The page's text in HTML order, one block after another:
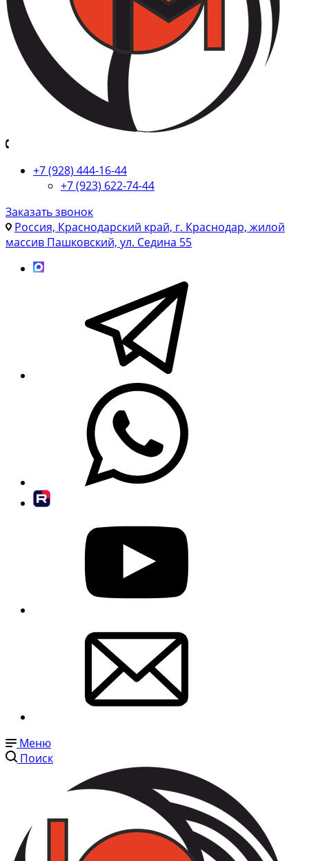
+7 (928) 444-16-44
+7 (923) 622-74-44
Заказать звонок
Россия, Краснодарский край, г. Краснодар, жилой
массив Пашковский, ул. Седина 55
Меню
Поиск